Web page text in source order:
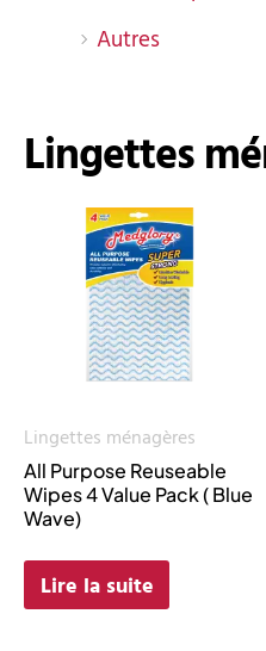
Autres
Lingettes
Lingettes ménagères
All Purpose Reuseable
Wipes 4 Value Pack ( Blue
Wave)
Lire la suite